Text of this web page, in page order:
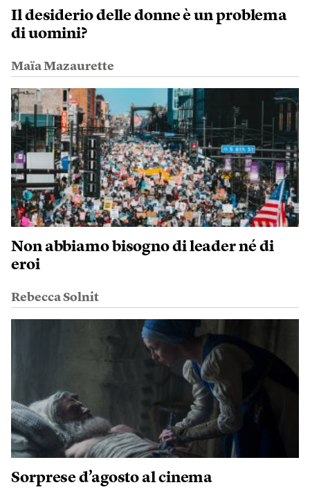
Il desiderio delle donne è un problema
di uomini?
Maïa Mazaurette
Non abbiamo bisogno di leader né di
eroi
Rebecca Solnit
Sorprese d’agosto al cinema